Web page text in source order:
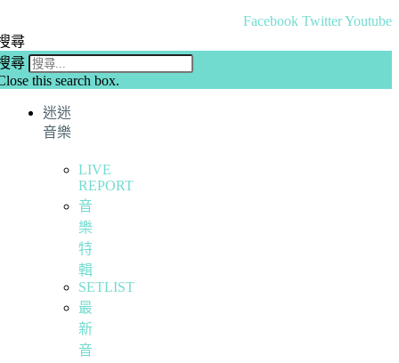
Facebook TwitterYoutube
尋
尋
this search box.
迷迷
音樂
LIVE
REPORT
音
樂
特
輯
SETLIST
最
新
音